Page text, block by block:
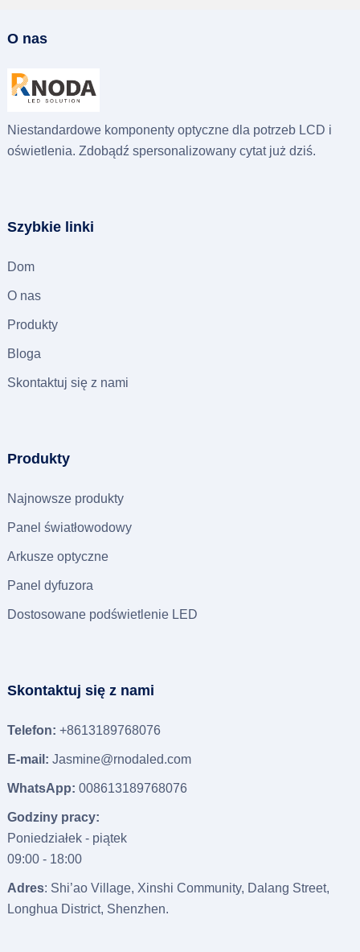
O nas
Niestandardowe komponenty optyczne dla potrzeb LCD i
oświetlenia. Zdobądź spersonalizowany cytat już dziś.
Szybkie linki
Dom
O nas
Produkty
Bloga
Skontaktuj się z nami
Produkty
Najnowsze produkty
Panel światłowodowy
Arkusze optyczne
Panel dyfuzora
Dostosowane podświetlenie LED
Skontaktuj się z nami
Telefon: +8613189768076
E-mail: Jasmine@rnodaled.com
WhatsApp: 008613189768076
Godziny pracy:
Poniedziałek - piątek
09:00 - 18:00
Adres: Shi’ao Village, Xinshi Community, Dalang Street,
Longhua District, Shenzhen.